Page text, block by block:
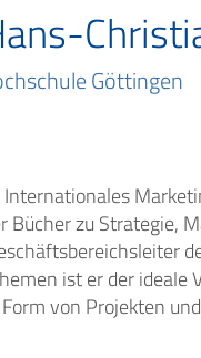
Göttingen
zu Strategie,
ist er der ideale
von Projekten